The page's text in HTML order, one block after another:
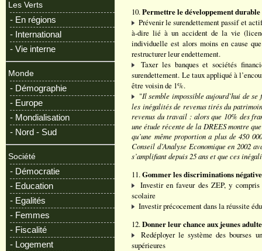
Les Verts
- En régions
- International
- Vie interne
Monde
- Démographie
- Europe
- Mondialisation
- Nord - Sud
Société
- Démocratie
- Education
- Egalités
- Femmes
- Fiscalité
- Logement
10.Permettre le développement
Prévenir le surendettement passif et
à-dire lié à un accident de la vie
individuelle est alors moins en cause
restructurer leur endettement.
Taxer les banques et sociétés
surendettement. Le taux appliqué à
être voisin de 1%.
"Il semble impossible aujourd’hui de
les inégalités de revenus tirés du
revenus du travail : alors que 10% des
une étude récente de la DREES montre
qu’une même proportion a plus de 450
Conseil d’Analyse Economique en 2002
s’amplifiant depuis 25 ans et que ces
11.Gommer les discriminations
Investir en faveur des ZEP, y
scolaire
Investir précocement dans la réussite
12.Donner leur chance aux jeunes
Redéployer le système des bourses
supérieures